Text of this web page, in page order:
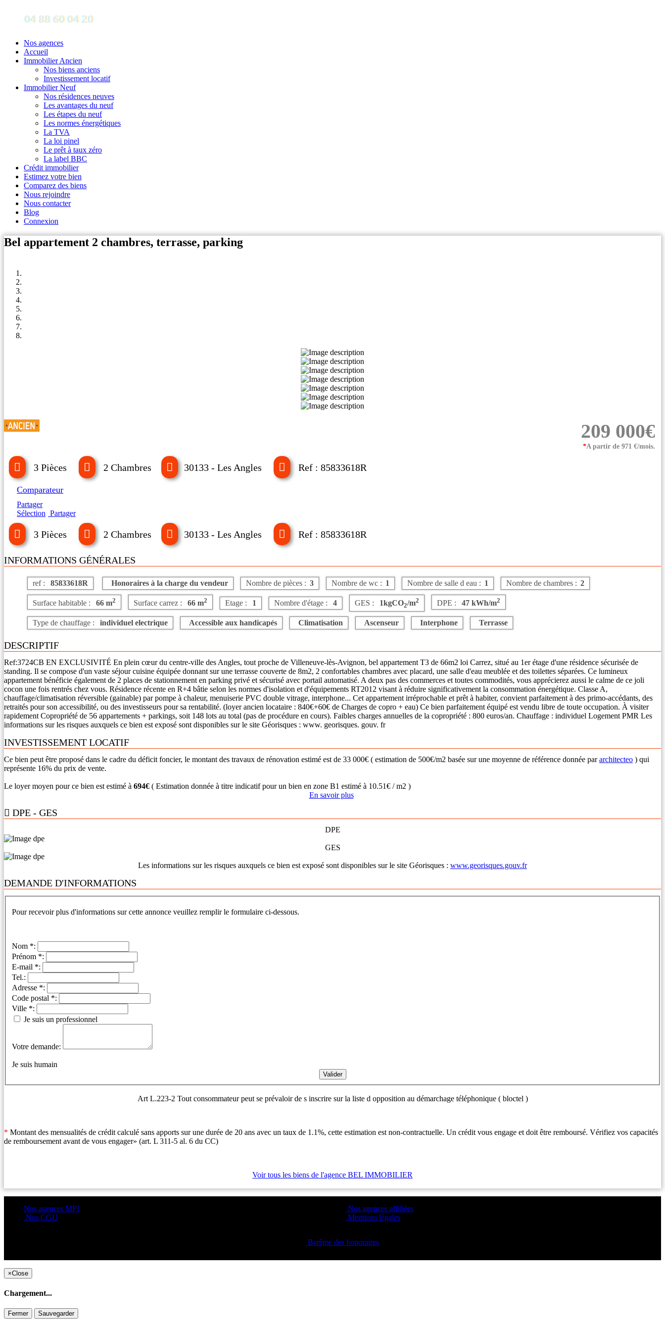
Nos agences
Accueil
Immobilier Ancien
Nos biens anciens
Investissement locatif
Immobilier Neuf
Nos résidences neuves
Les avantages du neuf
Les étapes du neuf
Les normes énergétiques
La TVA
La loi pinel
Le prêt à taux zéro
La label BBC
Crédit immobilier
Estimez votre bien
Comparez des biens
Nous rejoindre
Nous contacter
Blog
Connexion
Bel appartement 2 chambres, terrasse, parking
209 000€
*A partir de 971 €/mois.
3 Pièces 2 Chambres 30133 - Les Angles Ref : 85833618R
Comparateur
Partager
Sélection Partager
3 Pièces 2 Chambres 30133 - Les Angles Ref : 85833618R
INFORMATIONS GÉNÉRALES
ref : 85833618R Honoraires à la charge du vendeur Nombre de pièces : 3 Nombre de wc : 1 Nombre de salle d eau : 1 Nombre de chambres : 2
Surface habitable : 66 m2 Surface carrez : 66 m2 Etage : 1 Nombre d'étage : 4 GES : 1kgCO2/m2 DPE : 47 kWh/m2
Type de chauffage : individuel electrique Accessible aux handicapés Climatisation Ascenseur Interphone Terrasse
DESCRIPTIF
Ref:3724CB EN EXCLUSIVITÉ En plein cœur du centre-ville des Angles, tout proche de Villeneuve-lès-Avignon, bel appartement T3 de 66m2 loi Carrez, situé au 1er étage d'une résidence sécurisée de
standing. Il se compose d'un vaste séjour cuisine équipée donnant sur une terrasse couverte de 8m2, 2 confortables chambres avec placard, une salle d'eau meublée et des toilettes séparées. Ce lumineux
appartement bénéficie également de 2 places de stationnement en parking privé et sécurisé avec portail automatisé. A deux pas des commerces et toutes commodités, vous apprécierez aussi le calme de ce joli
cocon une fois rentrés chez vous. Résidence récente en R+4 bâtie selon les normes d'isolation et d'équipements RT2012 visant à réduire significativement la consommation énergétique. Classe A,
chauffage/climatisation réversible (gainable) par pompe à chaleur, menuiserie PVC double vitrage, interphone... Cet appartement irréprochable et prêt à habiter, convient parfaitement à des primo-accédants, des
retraités pour son accessibilité, ou des investisseurs pour sa rentabilité. (loyer ancien locataire : 840€+60€ de Charges de copro + eau) Ce bien parfaitement équipé est vendu libre de toute occupation. À visiter
rapidement Copropriété de 56 appartements + parkings, soit 148 lots au total (pas de procédure en cours). Faibles charges annuelles de la copropriété : 800 euros/an. Chauffage : individuel Logement PMR Les
informations sur les risques auxquels ce bien est exposé sont disponibles sur le site Géorisques : www. georisques. gouv. fr
INVESTISSEMENT LOCATIF
Ce bien peut être proposé dans le cadre du déficit foncier, le montant des travaux de rénovation estimé est de 33 000€ ( estimation de 500€/m2 basée sur une moyenne de référence donnée pararchitecteo ) qui
représente 16% du prix de vente.
Le loyer moyen pour ce bien est estimé à 694€ ( Estimation donnée à titre indicatif pour un bien en zone B1 estimé à 10.51€ / m2 )
En savoir plus
DPE - GES
DPE
GES
Les informations sur les risques auxquels ce bien est exposé sont disponibles sur le site Géorisques : www.georisques.gouv.fr
DEMANDE D'INFORMATIONS
Pour recevoir plus d'informations sur cette annonce veuillez remplir le formulaire ci-dessous.
Nom *:
Prénom *:
E-mail *:
Tel.:
Adresse *:
Code postal *:
Ville *:
Je suis un professionnel
Votre demande:
Je suis humain
Art L.223-2 Tout consommateur peut se prévaloir de s inscrire sur la liste d opposition au démarchage téléphonique ( bloctel )
* Montant des mensualités de crédit calculé sans apports sur une durée de 20 ans avec un taux de 1.1%, cette estimation est non-contractuelle. Un crédit vous engage et doit être remboursé. Vérifiez vos capacités
de remboursement avant de vous engager» (art. L 311-5 al. 6 du CC)
Voir tous les biens de l'agence BEL IMMOBILIER
Nos agences MPI
Nos CGU
Nos agences affiliées
Mentions légales
Barême des honoraires
×Close
Chargement...
Fermer Sauvegarder